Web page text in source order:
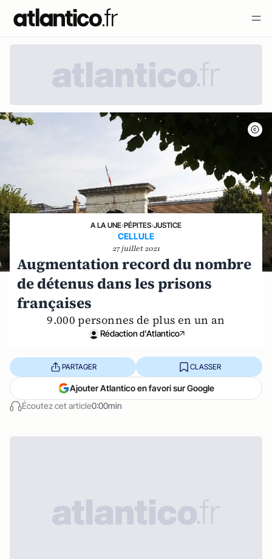
A LA UNE›PÉPITES›JUSTICE
CELLULE
27 juillet 2021
Augmentation record du nombre
de détenus dans les prisons
françaises
9.000 personnes de plus en un an
Rédaction d'Atlantico
Écoutez cet article0:00min
PARTAGER CLASSER
Ajouter Atlantico en favori sur Google